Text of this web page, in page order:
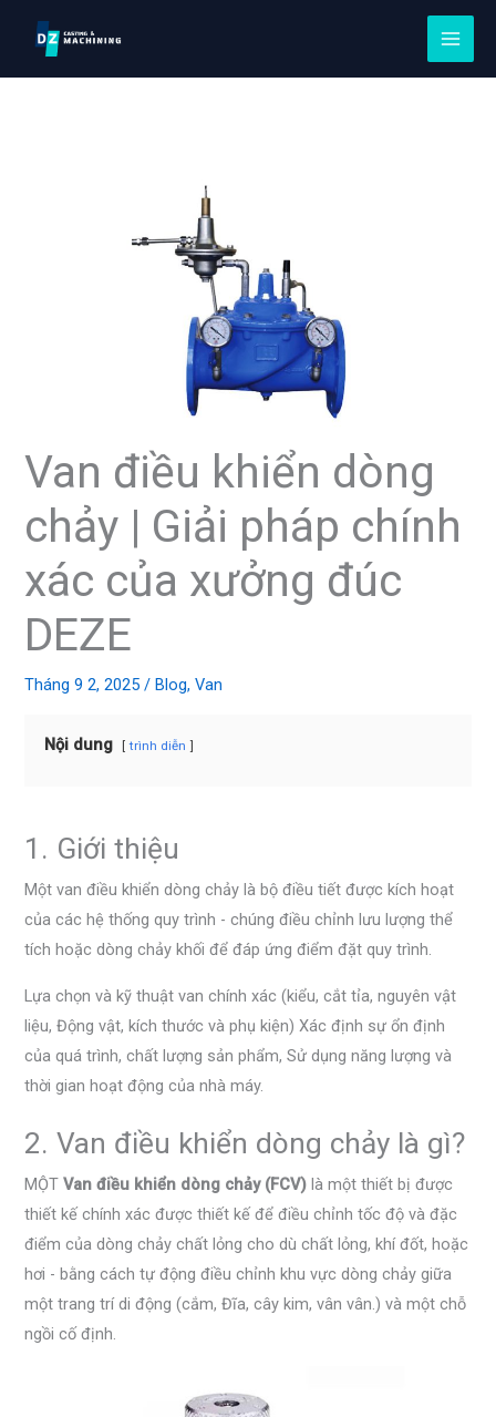
nội
Van điều khiển dòng
chảy | Giải pháp chính
xác của xưởng đúc
DEZE
Tháng 9 2, 2025/Blog,Van
Nội dung trình diễn
1. Giới thiệu
Một van điều khiển dòng chảy là bộ điều tiết được kích hoạt
của các hệ thống quy trình - chúng điều chỉnh lưu lượng thể
tích hoặc dòng chảy khối để đáp ứng điểm đặt quy trình.
Lựa chọn và kỹ thuật van chính xác (kiểu, cắt tỉa, nguyên vật
liệu, Động vật, kích thước và phụ kiện) Xác định sự ổn định
của quá trình, chất lượng sản phẩm, Sử dụng năng lượng và
thời gian hoạt động của nhà máy.
2. Van điều khiển dòng chảy là gì?
MỘTVan điều khiển dòng chảy (FCV) là một thiết bị được
thiết kế chính xác được thiết kế để điều chỉnh tốc độ và đặc
điểm của dòng chảy chất lỏng cho dù chất lỏng, khí đốt, hoặc
hơi - bằng cách tự động điều chỉnh khu vực dòng chảy giữa
một trang trí di động (cắm, Đĩa, cây kim, vân vân.) và một chỗ
ngồi cố định.